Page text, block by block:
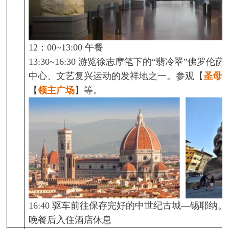
12 ：00~13:00午餐
13:30~16:30游览徐志摩笔下的“翡冷翠”佛罗伦
中心、文艺复兴运动的发祥地之一。参观【圣母
【领主广场】等。
16:40驱车前往保存完好的中世纪古城—锡耶纳。
晚餐后入住酒店休息